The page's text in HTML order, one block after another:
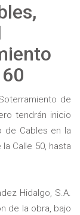
de
tendrán inicio
de Cables en la
Calle 50, hasta
Hidalgo, S.A.
de la obra, bajo